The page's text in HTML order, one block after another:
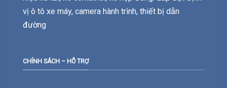
vị ô tô xe máy, camera hành trình, thiết bị dẫn
đường
CHÍNH SÁCH – HỖ TRỢ